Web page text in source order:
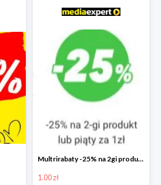
Multrirabaty -25% na 2gi produkt lub 5ty produkt za 1zł
1.00 zł